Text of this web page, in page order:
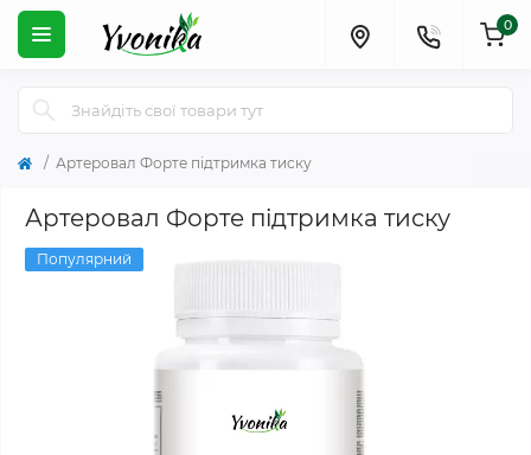
0
Артеровал Форте підтримка тиску
Артеровал Форте підтримка тиску
Популярний